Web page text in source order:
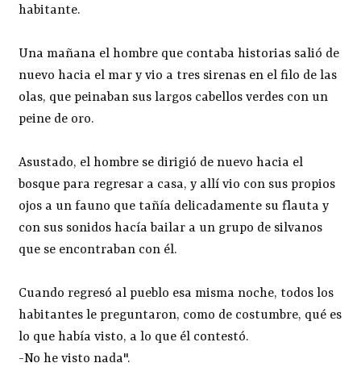
habitante.
Una mañana el hombre que contaba historias salió de
nuevo hacia el mar y vio a tres sirenas en el filo de las
olas, que peinaban sus largos cabellos verdes con un
peine de oro.
Asustado, el hombre se dirigió de nuevo hacia el
bosque para regresar a casa, y allí vio con sus propios
ojos a un fauno que tañía delicadamente su flauta y
con sus sonidos hacía bailar a un grupo de silvanos
que se encontraban con él.
Cuando regresó al pueblo esa misma noche, todos los
habitantes le preguntaron, como de costumbre, qué es
lo que había visto, a lo que él contestó.
-No he visto nada".